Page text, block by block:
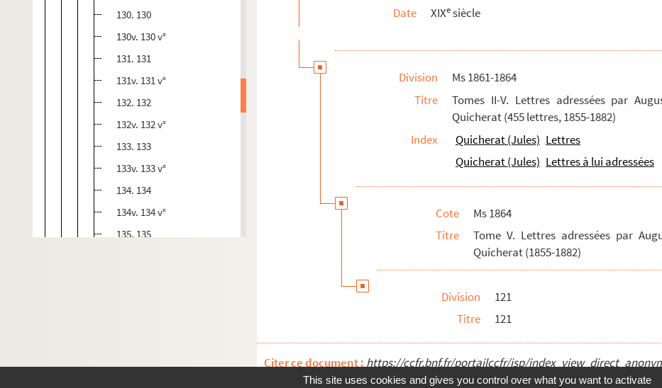
130. 130
130v. 130 v°
131. 131
131v. 131 v°
132. 132
132v. 132 v°
133. 133
133v. 133 v°
134. 134
134v. 134 v°
135. 135
138. 138
Date
XIXesiècle
Division
Ms 1861-1864
Titre
Tomes II-V. Lettres adressées par
Quicherat (455 lettres, 1855-1882)
Index
Quicherat (Jules) Lettres
Quicherat (Jules) Lettres à lui adressées
Cote
Ms 1864
Titre
Tome V. Lettres adressées par
Quicherat (1855-1882)
Division
121
Titre
121
Citer ce document : https://ccfr.bnf.fr/portailccfr/jsp/
This site uses cookies and gives you control over what you want to activate